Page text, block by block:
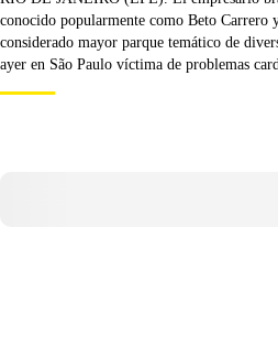
conocido popularmente como Beto
considerado mayor parque temático de
ayer en São Paulo víctima de problemas